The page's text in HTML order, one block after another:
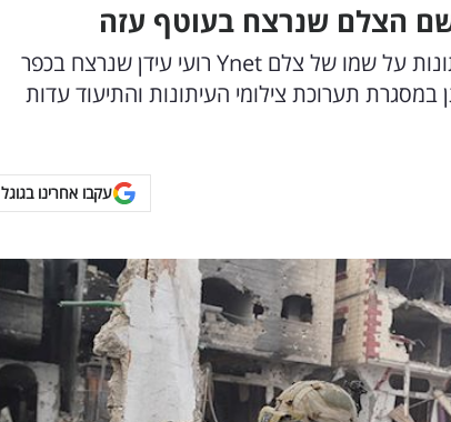
ארגון העיתונאים והעיתונאיות הישראלי יעניק פרס צילום עיתונות על שמו של צלם Ynet רועי עידן שנרצח בכפר
המענק יינתן במסגרת תערוכת צילומי העיתונות והתיעוד עדות
עקבו אחרינו בגוגל